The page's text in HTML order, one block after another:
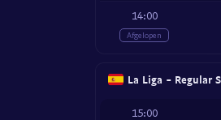
14:00
Afgelopen
La Liga - Regular
15:00